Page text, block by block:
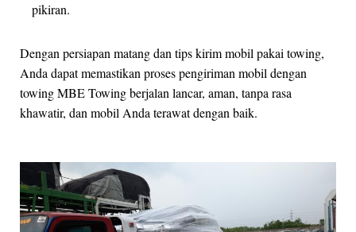
pikiran.
Dengan persiapan matang dan tips kirim mobil pakai towing,
Anda dapat memastikan proses pengiriman mobil dengan
towing MBE Towing berjalan lancar, aman, tanpa rasa
khawatir, dan mobil Anda terawat dengan baik.